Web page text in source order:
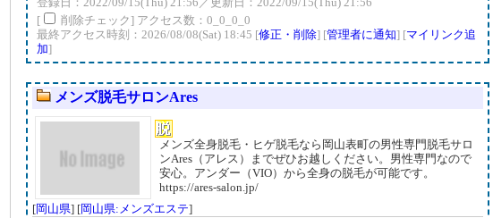
[
削除チェック] アクセス数：0_0_0_0
最終アクセス時刻：2026/08/08(Sat) 18:45 [修正・削除] [管理者に通知] [マイリンク追
加]
メンズ脱毛サロンAres
メンズ全身脱毛・ヒゲ脱毛なら岡山表町の男性専門脱毛サロ
ンAres（アレス）までぜひお越しください。男性専門なので
安心。アンダー（VIO）から全身の脱毛が可能です。
https://ares-salon.jp/
[岡山県] [岡山県:メンズエステ]